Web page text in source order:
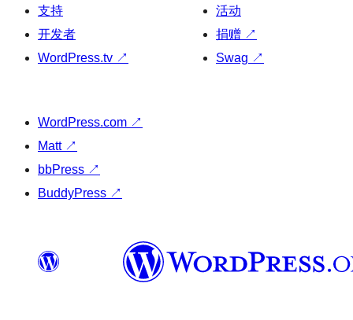
支持
开发者
WordPress.tv ↗
活动
捐赠 ↗
Swag ↗
WordPress.com ↗
Matt ↗
bbPress ↗
BuddyPress ↗